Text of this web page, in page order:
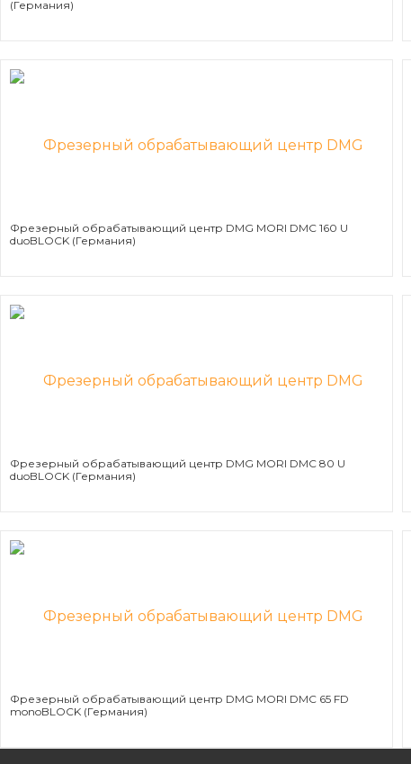
(Германия)
Фрезерный обрабатывающий центр DMG MORI DMC 160 U
duoBLOCK (Германия)
Фрезерный обрабатывающий центр DMG MORI DMC 80 U
duoBLOCK (Германия)
Фрезерный обрабатывающий центр DMG MORI DMC 65 FD
monoBLOCK (Германия)